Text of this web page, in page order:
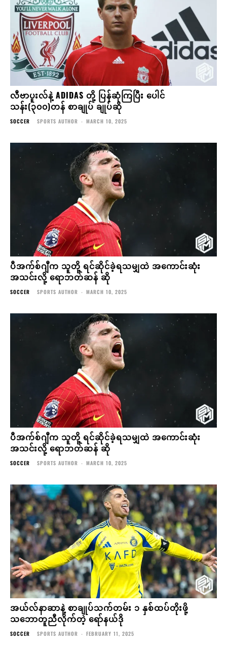
လီဗာပူးလ်နဲ့ ADIDAS တို့ ပြန်ဆုံကြပြီး ပေါင်
သန်း(၃၀၀)တန် စာချုပ် ချုပ်ဆို
SOCCER SPORTS AUTHOR - MARCH 10, 2025
ပီအက်စ်ဂျီက သူတို့ ရင်ဆိုင်ခဲ့ရသမျှထဲ အကောင်းဆုံး
အသင်းလို့ ရောဘတ်ဆန် ဆို
SOCCER SPORTS AUTHOR - MARCH 10, 2025
ပီအက်စ်ဂျီက သူတို့ ရင်ဆိုင်ခဲ့ရသမျှထဲ အကောင်းဆုံး
အသင်းလို့ ရောဘတ်ဆန် ဆို
SOCCER SPORTS AUTHOR - MARCH 10, 2025
အယ်လ်နာဆာနဲ့ စာချုပ်သက်တမ်း ၁ နှစ်ထပ်တိုးဖို့
သဘောတူညီလိုက်တဲ့ ရော်နယ်ဒို
SOCCER SPORTS AUTHOR - FEBRUARY 11, 2025